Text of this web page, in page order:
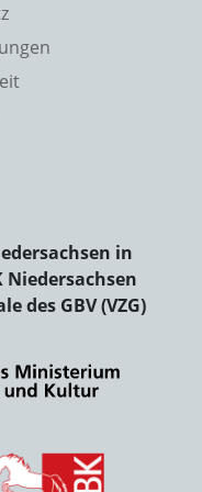
in
des GBV (VZG)